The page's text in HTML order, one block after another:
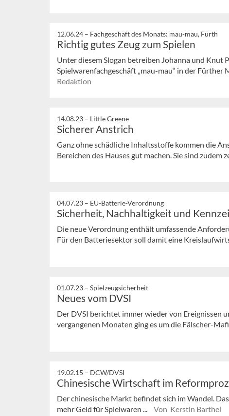
12.06.24 – Fachgeschäft des Monats: mau-mau, Fürth
Richtig gutes Zeug zum Spielen
Unter diesem Slogan betreiben Johanna und Knut
Spielwarenfachgeschäft „mau-mau“ in der Fürther
Redaktion
14.08.23 – Little Greene
Sicherer Anstrich
Ganz ohne schädliche Inhaltsstoffe kommen die
Bereichen des Hauses gut machen. Sie sind zudem
04.07.23 – EU-Batterie-Verordnung
Sicherheit, Nachhaltigkeit und
Die neue Verordnung enthält umfassende
Für den Batteriesektor soll damit eine
01.07.23 – Spielzeugsicherheit
Neues vom DVSI
Der DVSI berichtet immer wieder von Ereignissen
vergangenen Monaten ging es um die Fälscher-
19.02.15 – DCW/DVSI
Chinesische Wirtschaft im
Der chinesische Markt befindet sich im Wandel.
mehr Geld für Spielwaren ...
Von Kerstin Barthel